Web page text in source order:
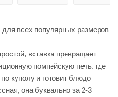
для всех популярных размеров
вставка превращает
помпейскую печь, где
куполу и готовит блюдо
она буквально за 2-3